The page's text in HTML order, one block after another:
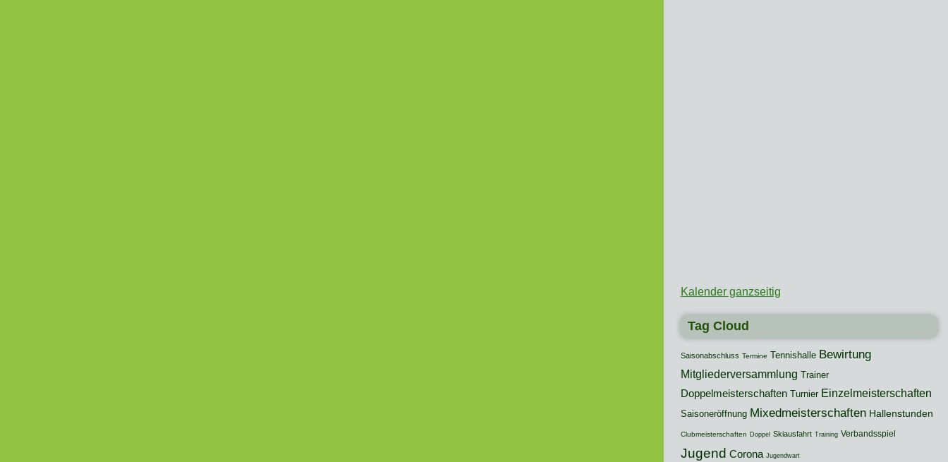
Kalender ganzseitig
Tag Cloud
Saisonabschluss Termine Tennishalle Bewirtung
Mitgliederversammlung Trainer
Doppelmeisterschaften Turnier Einzelmeisterschaften
Saisoneröffnung Mixedmeisterschaften Hallenstunden
Clubmeisterschaften Doppel Skiausfahrt Training Verbandsspiel
Jugend Corona Jugendwart